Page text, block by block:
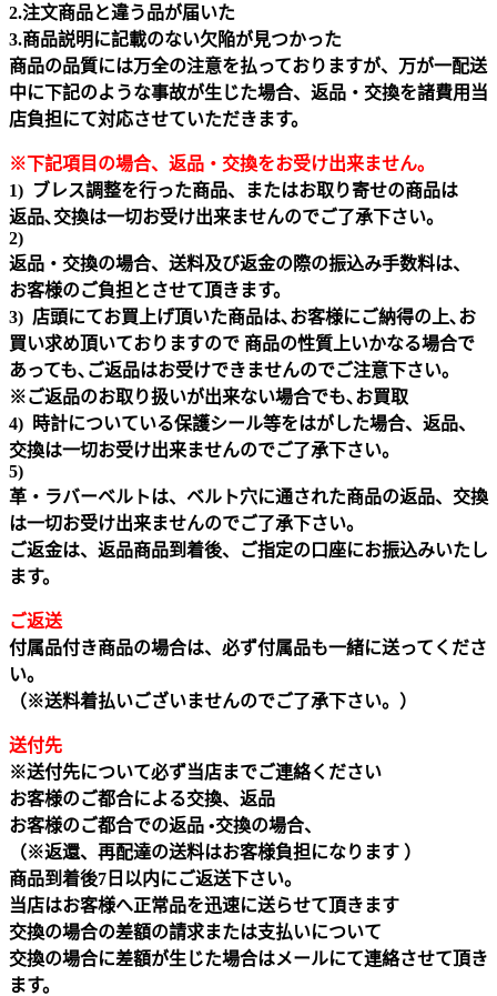
2.注文商品と違う品が届いた
3.商品説明に記載のない欠陥が見つかった
商品の品質には万全の注意を払っておりますが、万が一配送
中に下記のような事故が生じた場合、返品・交換を諸費用当
店負担にて対応させていただきます。
※下記項目の場合、返品・交換をお受け出来ません｡
1) ブレス調整を行った商品、またはお取り寄せの商品は
返品､交換は一切お受け出来ませんのでご了承下さい。
2)
返品・交換の場合、送料及び返金の際の振込み手数料は、
お客様のご負担とさせて頂きます。
3) 店頭にてお買上げ頂いた商品は､お客様にご納得の上､お
買い求め頂いておりますので 商品の性質上いかなる場合で
あっても､ご返品はお受けできませんのでご注意下さい｡
※ご返品のお取り扱いが出来ない場合でも､お買取
4) 時計についている保護シール等をはがした場合、返品、
交換は一切お受け出来ませんのでご了承下さい。
5)
革・ラバーベルトは、ベルト穴に通された商品の返品、交換
は一切お受け出来ませんのでご了承下さい。
ご返金は、返品商品到着後、ご指定の口座にお振込みいたし
ます。
ご返送
付属品付き商品の場合は、必ず付属品も一緒に送ってくださ
い。
（※送料着払いございませんのでご了承下さい。）
送付先
※送付先について必ず当店までご連絡ください
お客様のご都合による交換、返品
お客様のご都合での返品 •交換の場合、
（※返還、再配達の送料はお客様負担になります ）
商品到着後7日以内にご返送下さい。
当店はお客様へ正常品を迅速に送らせて頂きます
交換の場合の差額の請求または支払いについて
交換の場合に差額が生じた場合はメールにて連絡させて頂き
ます。